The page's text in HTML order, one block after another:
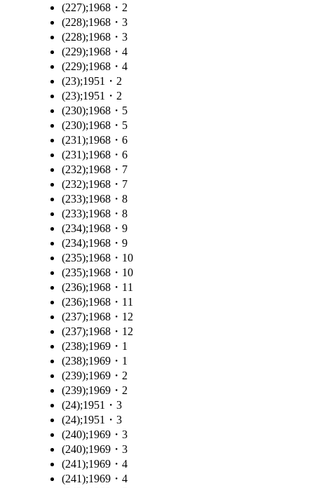
(227);1968・2
(228);1968・3
(228);1968・3
(229);1968・4
(229);1968・4
(23);1951・2
(23);1951・2
(230);1968・5
(230);1968・5
(231);1968・6
(231);1968・6
(232);1968・7
(232);1968・7
(233);1968・8
(233);1968・8
(234);1968・9
(234);1968・9
(235);1968・10
(235);1968・10
(236);1968・11
(236);1968・11
(237);1968・12
(237);1968・12
(238);1969・1
(238);1969・1
(239);1969・2
(239);1969・2
(24);1951・3
(24);1951・3
(240);1969・3
(240);1969・3
(241);1969・4
(241);1969・4